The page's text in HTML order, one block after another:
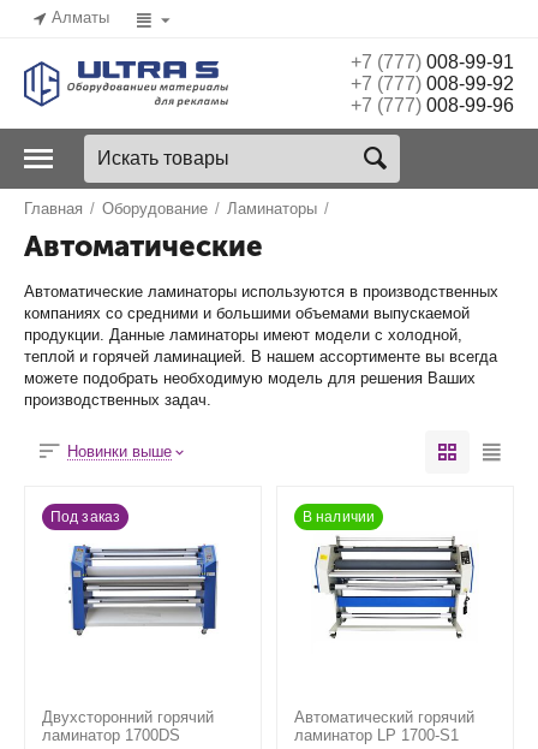
Алматы
+7 (777)008-99-91
+7 (777)008-99-92
+7 (777)008-99-96
Главная / Оборудование / Ламинаторы /
Автоматические
Автоматические ламинаторы используются в производственных
компаниях со средними и большими объемами выпускаемой
продукции. Данные ламинаторы имеют модели с холодной,
теплой и горячей ламинацией. В нашем ассортименте вы всегда
можете подобрать необходимую модель для решения Ваших
производственных задач.
Новинки выше
Под заказ
Двухсторонний горячий
ламинатор 1700DS
В наличии
Автоматический горячий
ламинатор LP 1700-S1